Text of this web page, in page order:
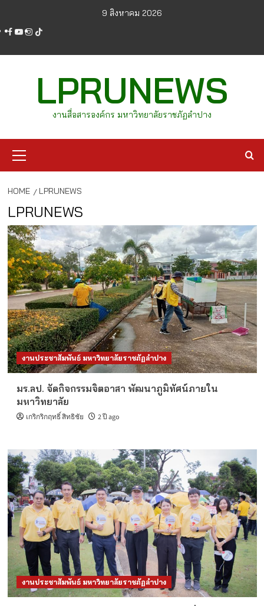
content
9 สิงหาคม 2026
facebook
youtube
instagram
tiktok
LPRUNEWS
งานสื่อสารองค์กร มหาวิทยาลัยราชภัฏลำปาง
Menu
HOME LPRUNEWS
LPRUNEWS
งานประชาสัมพันธ์ มหาวิทยาลัยราชภัฏลำปาง
มร.ลป. จัดกิจกรรมจิตอาสา พัฒนาภูมิทัศน์ภายใน
มหาวิทยาลัย
เกริกริกฤทธิ์ สิทธิชัย 2 ปี ago
งานประชาสัมพันธ์ มหาวิทยาลัยราชภัฏลำปาง